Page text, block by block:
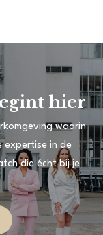
hier
waarin
expertise in de
die écht bij je